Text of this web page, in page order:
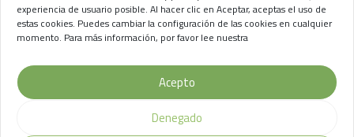
experiencia de usuario posible. Al hacer clic en Aceptar, aceptas el uso de
estas cookies. Puedes cambiar la configuración de las cookies en cualquier
momento. Para más información, por favor lee nuestra
Acepto
Denegado
Aviso Legal // Privacidad // Cookies